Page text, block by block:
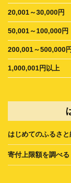
20,001～30,000円
50,001～100,000円
200,001～500,000円
1,000,001円以上
はじめてのふるさ
寄付上限額を調べる